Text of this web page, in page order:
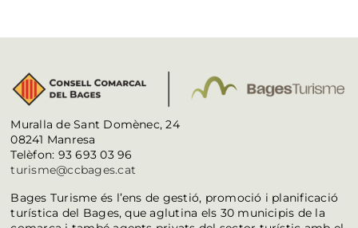
Muralla de Sant Domènec, 24
08241 Manresa
Telèfon: 93 693 03 96
turisme@ccbages.cat
Bages Turisme és l’ens de gestió, promoció i planificació
turística del Bages, que aglutina els 30 municipis de la